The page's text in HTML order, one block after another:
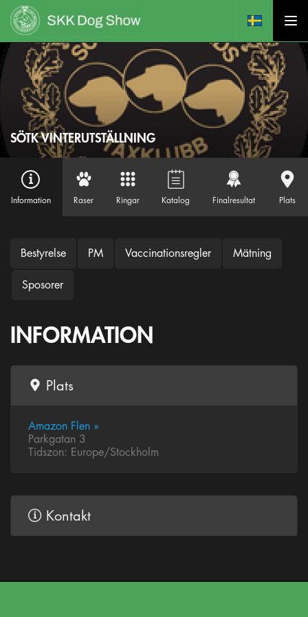
SÖTK VINTERUTSTÄLLNING
Information Raser Ringar Katalog Finalresultat Plats
Bestyrelse PM Vaccinationsregler Mätning
Sposorer
INFORMATION
Plats
Amazon Flen »
Parkgatan 3
Tidszon: Europe/Stockholm
Kontakt